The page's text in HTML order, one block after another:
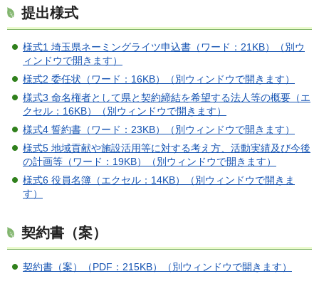
提出様式
様式1 埼玉県ネーミングライツ申込書（ワード：21KB）（別ウ
ィンドウで開きます）
様式2 委任状（ワード：16KB）（別ウィンドウで開きます）
様式3 命名権者として県と契約締結を希望する法人等の概要（エ
クセル：16KB）（別ウィンドウで開きます）
様式4 誓約書（ワード：23KB）（別ウィンドウで開きます）
様式5 地域貢献や施設活用等に対する考え方、活動実績及び今後
の計画等（ワード：19KB）（別ウィンドウで開きます）
様式6 役員名簿（エクセル：14KB）（別ウィンドウで開きま
す）
契約書（案）
契約書（案）（PDF：215KB）（別ウィンドウで開きます）